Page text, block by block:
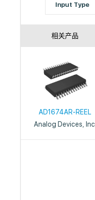
Input Type
相关产品
AD1674AR-REEL
Analog Devices, Inc.